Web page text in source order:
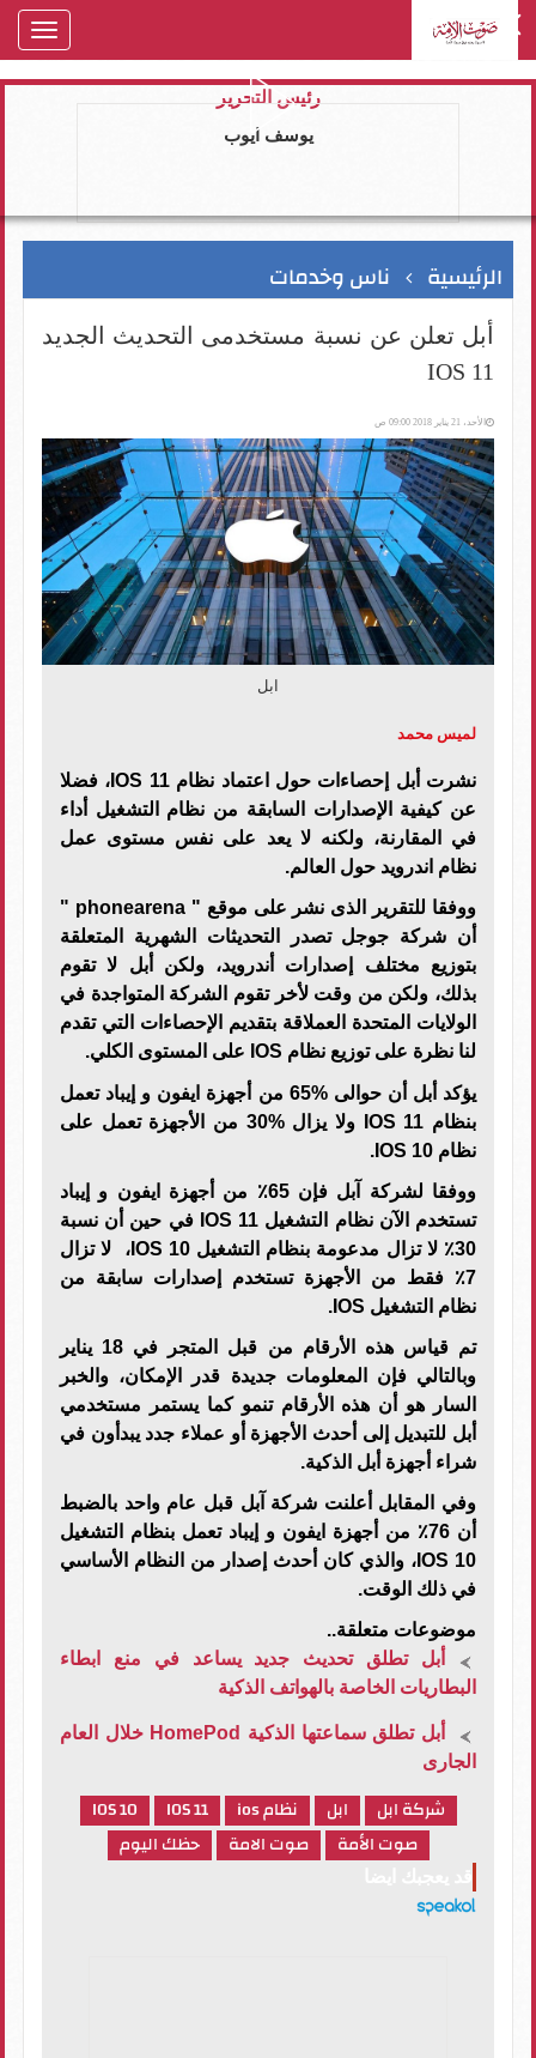
رئيس التحرير
يوسف ايوب
الرئيسية ناس وخدمات
أبل تعلن عن نسبة مستخدمى التحديث الجديد
IOS 11
الأحد، 21 يناير 2018 09:00 ص
ابل
لميس محمد
نشرت أبل إحصاءات حول اعتماد نظامIOS 11 ، فضلا
عن كيفية الإصدارات السابقة من نظام التشغيل أداء
في المقارنة، ولكنه لا يعد على نفس مستوى عمل
نظام اندرويد حول العالم.
ووفقا للتقرير الذى نشر على موقع "phonearena
"
أن شركة جوجل تصدر التحديثات الشهرية المتعلقة
بتوزيع مختلف إصدارات أندرويد، ولكن أبل لا تقوم
بذلك، ولكن من وقت لأخر تقوم الشركة المتواجدة في
الولايات المتحدة العملاقة بتقديم الإحصاءات التي تقدم
لنا نظرة على توزيع نظام IOS على المستوى الكلي.
يؤكد أبل أن حوالى %65 من أجهزة ايفون و إيباد تعمل
بنظام IOS 11
ولا يزال %30 من الأجهزة تعمل على
نظام IOS 10
.
ووفقا لشركة آبل فإن 65٪ من أجهزة ايفون و إيباد
تستخدم الآن نظام التشغيل IOS 11 في حين أن نسبة
30٪ لا تزال مدعومة بنظام التشغيل
IOS 10، لا تزال
7٪ فقط من الأجهزة تستخدم إصدارات سابقة من
نظام التشغيل IOS
.
تم قياس هذه الأرقام من قبل المتجر في 18 يناير
وبالتالي فإن المعلومات جديدة قدر الإمكان، والخبر
السار هو أن هذه الأرقام تنمو كما يستمر مستخدمي
أبل للتبديل إلى أحدث الأجهزة أو عملاء جدد يبدأون في
شراء أجهزة أبل الذكية.
وفي المقابل أعلنت شركة آبل قبل عام واحد بالضبط
أن 76٪ من أجهزة ايفون و إيباد تعمل بنظام التشغيل
IOS 10 ، والذي كان أحدث إصدار من النظام الأساسي
في ذلك الوقت.
موضوعات متعلقة..
أبل تطلق تحديث جديد يساعد في منع ابطاء
البطاريات الخاصة بالهواتف الذكية
أبل تطلق سماعتها الذكية HomePod خلال العام
الجارى
شركة ابل ابل نظام ios IOS 11
IOS 10
صوت الأمة
صوت الامة حظك اليوم